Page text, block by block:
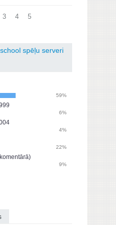
3 4 5
spēļu serveri
59%
6%
4%
22%
9%